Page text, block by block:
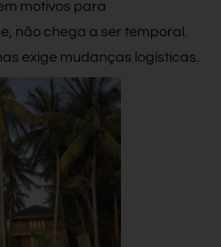
motivos para
não chega a ser temporal.
exige mudanças logísticas.